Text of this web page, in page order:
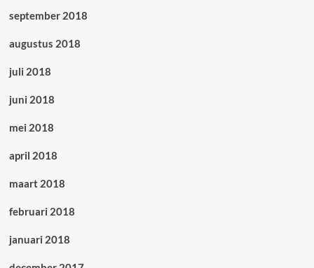
september 2018
augustus 2018
juli 2018
juni 2018
mei 2018
april 2018
maart 2018
februari 2018
januari 2018